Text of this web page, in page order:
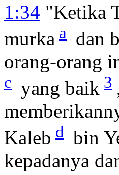
1:34 "Ketika
murka a dan
orang-orang
c yang baik 3
Kaleb d bin
kepadanya